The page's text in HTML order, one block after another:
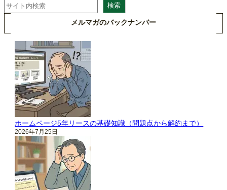
検
索
検索
メルマガのバックナンバー
ホームページ5年リースの基礎知識（問題点から解約まで）
2026年7月25日